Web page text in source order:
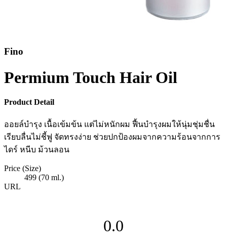
Fino
Permium Touch Hair Oil
Product Detail
ออยล์บำรุง เนื้อเข้มข้น แต่ไม่หนักผม ฟื้นบำรุงผมให้นุ่มชุ่มชื่น
เรียบลื่นไม่ชี้ฟู จัดทรงง่าย ช่วยปกป้องผมจากความร้อนจากการ
ไดร์ หนีบ ม้วนลอน
Price (Size)
499 (70 ml.)
URL
0.0